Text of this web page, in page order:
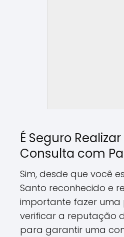
É Seguro
Consulta com
Sim, desde que você
Santo reconhecido e
importante fazer uma
verificar a reputação
para garantir uma